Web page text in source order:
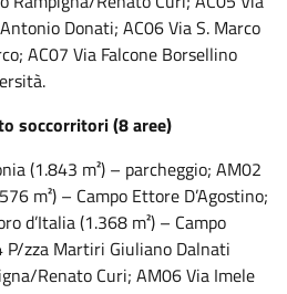
Donati; AC06 Via S. Marco
AC07 Via Falcone Borsellino
soccorritori (8 aree)
(1.843 m²) – parcheggio; AM02
m²) – Campo Ettore D’Agostino;
d’Italia (1.368 m²) – Campo
P/zza Martiri Giuliano Dalnati
Renato Curi; AM06 Via Imele